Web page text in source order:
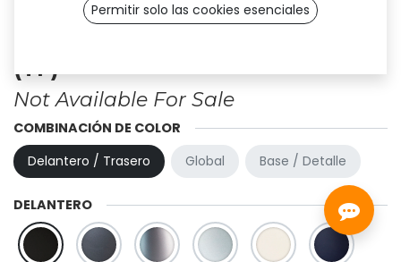
(TF)
Not Available For Sale
COMBINACIÓN DE COLOR
Delantero / Trasero
Global Base / Detalle
DELANTERO
Permitir solo las cookies esenciales